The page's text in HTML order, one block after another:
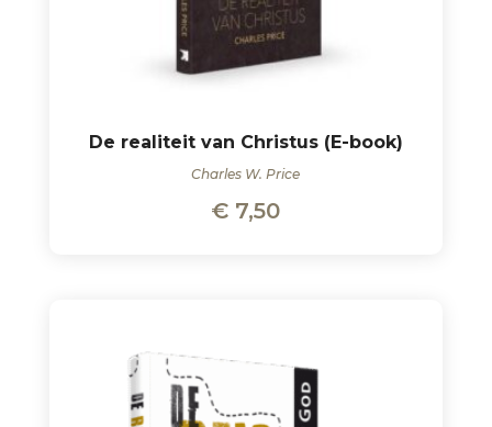
De realiteit van Christus (E-book)
Charles W. Price
€ 7,50